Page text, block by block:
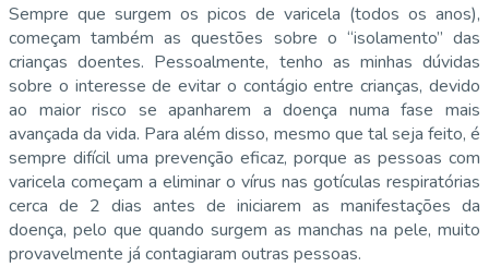
Sempre que surgem os picos de varicela (todos os anos),
começam também as questões sobre o “isolamento” das
crianças doentes. Pessoalmente, tenho as minhas dúvidas
sobre o interesse de evitar o contágio entre crianças, devido
ao maior risco se apanharem a doença numa fase mais
avançada da vida. Para além disso, mesmo que tal seja feito, é
sempre difícil uma prevenção eficaz, porque as pessoas com
varicela começam a eliminar o vírus nas gotículas respiratórias
cerca de 2 dias antes de iniciarem as manifestações da
doença, pelo que quando surgem as manchas na pele, muito
provavelmente já contagiaram outras pessoas.